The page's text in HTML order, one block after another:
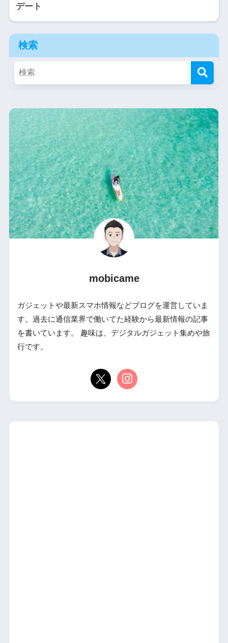
デート
検索
mobicame
ガジェットや最新スマホ情報などブログを運営していま
す。過去に通信業界で働いてた経験から最新情報の記事
を書いています。 趣味は、デジタルガジェット集めや旅
行です。